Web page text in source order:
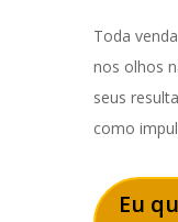
Toda
nos olhos
seus
como
Eu